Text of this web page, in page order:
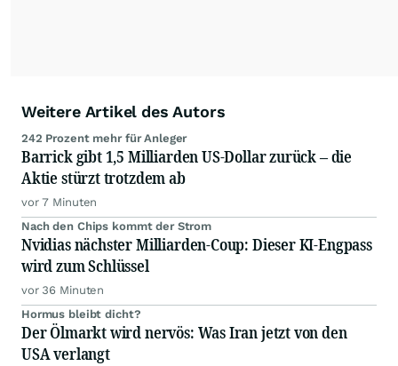
Weitere Artikel des Autors
242 Prozent mehr für Anleger
Barrick gibt 1,5 Milliarden US-Dollar zurück – die
Aktie stürzt trotzdem ab
vor 7 Minuten
Nach den Chips kommt der Strom
Nvidias nächster Milliarden-Coup: Dieser KI-Engpass
wird zum Schlüssel
vor 36 Minuten
Hormus bleibt dicht?
Der Ölmarkt wird nervös: Was Iran jetzt von den
USA verlangt